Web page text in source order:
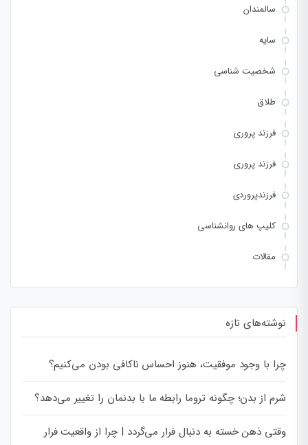
سالمندان
سایه
شخصیت شناسی
طلاق
فرزند پروری
فرزند پروری
فرزندپروردی
کلیپ های روانشناسی
مقالات
نوشته‌های تازه
چرا با وجود موفقیت، هنوز احساس ناکافی بودن می‌کنیم؟
شرم از بدن؛ چگونه تروما رابطه ما با بدنمان را تغییر می‌دهد؟
وقتی ذهن خسته به دنبال فرار می‌گردد | چرا از واقعیت فرار